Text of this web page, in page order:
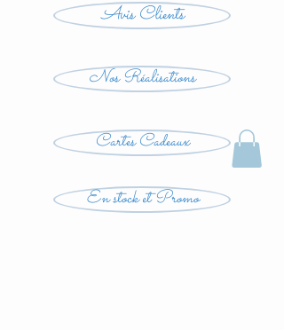
Avis Clients
Nos Réalisations
Cartes Cadeaux
En stock et Promo